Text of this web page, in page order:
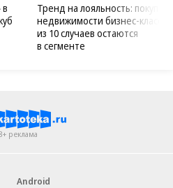
Тренд на лояльность:
недвижимости бизнес-класса
из 10 случаев остаются
в сегменте
реклама
Android